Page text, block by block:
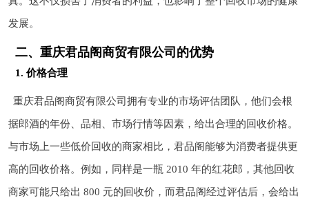
发展。
二、重庆君品阁商贸有限公司的优势
1. 价格合理
重庆君品阁商贸有限公司拥有专业的市场评估团队，他们会根
据郎酒的年份、品相、市场行情等因素，给出合理的回收价格。
与市场上一些低价回收的商家相比，君品阁能够为消费者提供更
高的回收价格。例如，同样是一瓶 2010 年的红花郎，其他回收
商家可能只给出 800 元的回收价，而君品阁经过评估后，会给出